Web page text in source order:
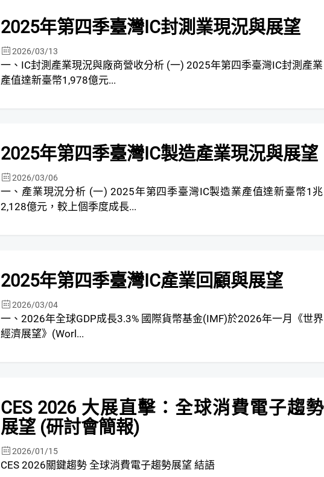
2025年第四季臺灣IC封測業現況與展望
2026/03/13
一、IC封測產業現況與廠商營收分析 (一) 2025年第四季臺灣IC封測產業
產值達新臺幣1,978億元...
2025年第四季臺灣IC製造產業現況與展望
2026/03/06
一、產業現況分析 (一) 2025年第四季臺灣IC製造業產值達新臺幣1兆
2,128億元，較上個季度成長...
2025年第四季臺灣IC產業回顧與展望
2026/03/04
一、2026年全球GDP成長3.3% 國際貨幣基金(IMF)於2026年一月《世界
經濟展望》(Worl...
CES 2026 大展直擊：全球消費電子趨勢
展望 (研討會簡報)
2026/01/15
CES 2026關鍵趨勢 全球消費電子趨勢展望 結語